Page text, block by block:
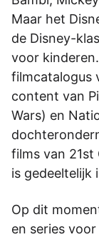
Maar het
de Disney-
voor
filmcatalogus
content van
Wars) en
films van
is gedeeltelijk
Op dit
en series